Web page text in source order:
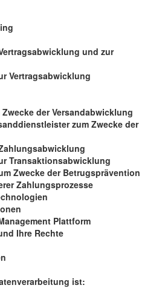
und zur
Vertragsabwicklung
der Versandabwicklung
zum Zwecke der
Transaktionsabwicklung
Zwecke der Betrugsprävention
Zahlungsprozesse
Plattform
Ihre Rechte
ist: